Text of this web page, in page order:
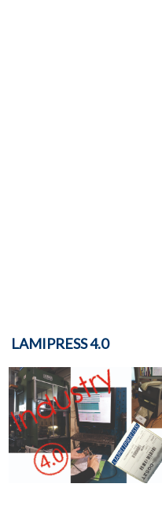
LAMIPRESS 4.0